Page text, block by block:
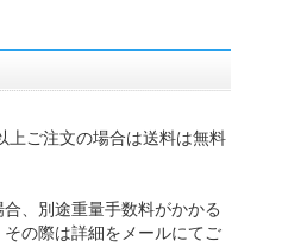
上ご注文の場合は送料は無料
、別途重量手数料がかかる
の際は詳細をメールにてご